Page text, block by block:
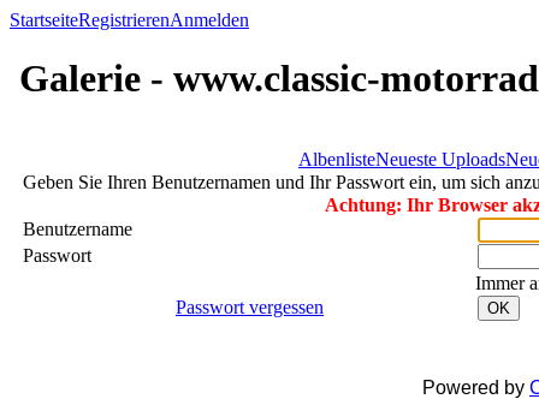
StartseiteRegistrierenAnmelden
Galerie - www.classic-
AlbenlisteNeueste Uploads
Geben Sie Ihren Benutzernamen und Ihr Passwort ein, um sich
Achtung: Ihr Browser
Benutzername
Passwort
Immer
Passwort vergessen
OK
Powered by